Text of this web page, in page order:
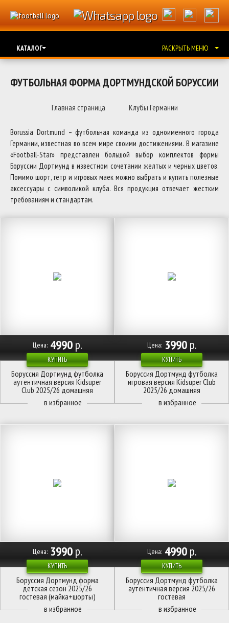
КАТАЛОГ РАСКРЫТЬ МЕНЮ
ФУТБОЛЬНАЯ ФОРМА ДОРТМУНДСКОЙ БОРУССИИ
Главная страница Клубы Германии
Borussia Dortmund – футбольная команда из одноименного города
Германии, известная во всем мире своими достижениями. В магазине
«Football-Star» представлен большой выбор комплектов формы
Боруссии Дортмунд в известном сочетании желтых и черных цветов.
Помимо шорт, гетр и игровых маек можно выбрать и купить полезные
аксессуары с символикой клуба. Вся продукция отвечает жестким
требованиям и стандартам.
КУПИТЬ
Цена: 4990р.
Боруссия Дортмунд футболка
аутентичная версия Kidsuper
Club 2025/26 домашняя
КУПИТЬ
Цена: 3990р.
Боруссия Дортмунд футболка
игровая версия Kidsuper Club
2025/26 домашняя
КУПИТЬ
Цена: 3990р.
Боруссия Дортмунд форма
детская сезон 2025/26
гостевая (майка+шорты)
КУПИТЬ
Цена: 4990р.
Боруссия Дортмунд футболка
аутентичная версия 2025/26
гостевая